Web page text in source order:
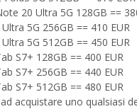
20 Ultra 5G 128GB ==
5G 256GB == 410 EUR
5G 512GB == 450 EUR
S7+ 128GB == 400 EUR
S7+ 256GB == 440 EUR
S7+ 512GB == 480 EUR
acquistare uno qualsiasi